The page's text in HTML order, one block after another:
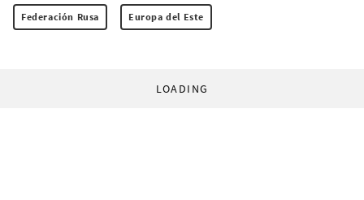
Federación Rusa Europa del Este
LOADING